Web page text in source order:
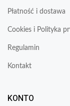
Płatność i dostawa
Cookies i Polityka
Regulamin
Kontakt
KONTO